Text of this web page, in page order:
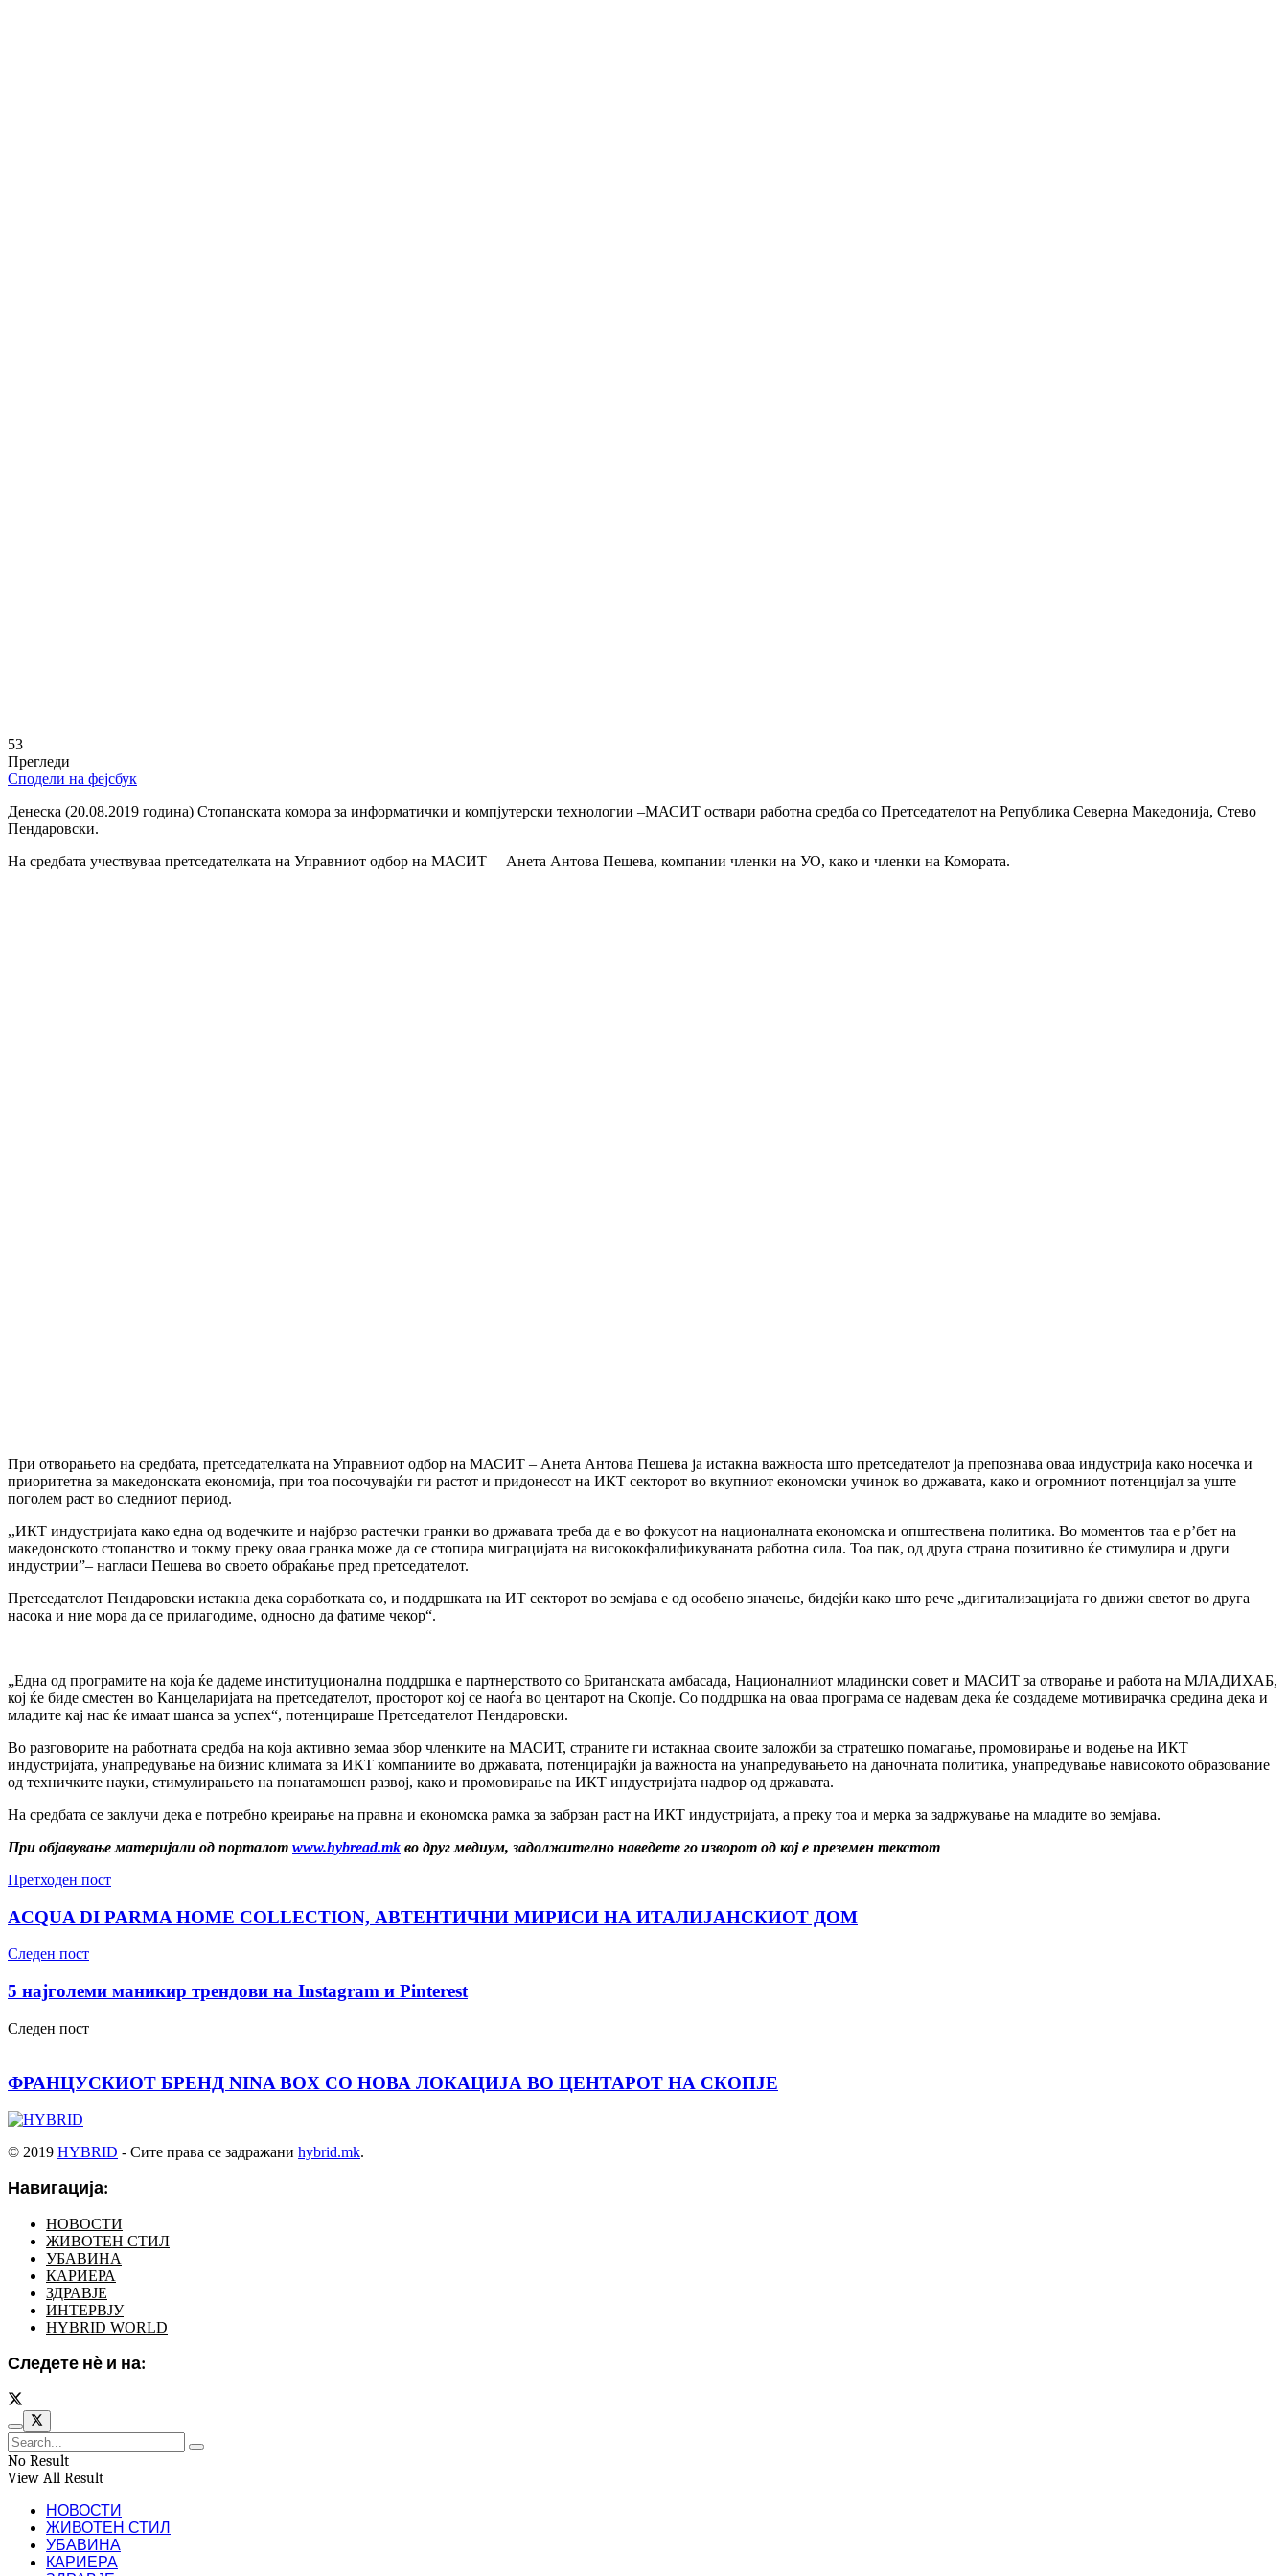
53
Прегледи
Сподели на фејсбук
Денеска (20.08.2019 година) Стопанската комора за информатички и компјутерски технологии –МАСИТ оствари работна средба со Претседателот на Република Северна Македонија, Стево
Пендаровски.
На средбата учествуваа претседателката на Управниот одбор на МАСИТ – Анета Антова Пешева, компании членки на УО, како и членки на Комората.
При отворањето на средбата, претседателката на Управниот одбор на МАСИТ – Анета Антова Пешева ја истакна важноста што претседателот ја препознава оваа индустрија како носечка и
приоритетна за македонската економија, при тоа посочувајќи ги растот и придонесот на ИКТ секторот во вкупниот економски учинок во државата, како и огромниот потенцијал за уште
поголем раст во следниот период.
,,ИКТ индустријата како една од водечките и најбрзо растечки гранки во државата треба да е во фокусот на националната економска и општествена политика. Во моментов таа е р’бет на
македонското стопанство и токму преку оваа гранка може да се стопира миграцијата на висококфалификуваната работна сила. Тоа пак, од друга страна позитивно ќе стимулира и други
индустрии”– нагласи Пешева во своето обраќање пред претседателот.
Претседателот Пендаровски истакна дека соработката со, и поддршката на ИТ секторот во земјава е од особено значење, бидејќи како што рече „дигитализацијата го движи светот во друга
насока и ние мора да се прилагодиме, односно да фатиме чекор“.
„Една од програмите на која ќе дадеме институционална поддршка е партнерството со Британската амбасада, Националниот младински совет и МАСИТ за отворање и работа на МЛАДИХAБ,
кој ќе биде сместен во Канцеларијата на претседателот, просторот кој се наоѓа во центарот на Скопје. Со поддршка на оваа програма се надевам дека ќе создадеме мотивирачка средина дека и
младите кај нас ќе имаат шанса за успех“, потенцираше Претседателот Пендаровски.
Во разговорите на работната средба на која активно земаа збор членките на МАСИТ, страните ги истакнаа своите заложби за стратешко помагање, промовирање и водење на ИКТ
индустријата, унапредување на бизнис климата за ИКТ компаниите во државата, потенцирајќи ја важноста на унапредувањето на даночната политика, унапредување нависокото образование
од техничките науки, стимулирањето на понатамошен развој, како и промовирање на ИКТ индустријата надвор од државата.
На средбата се заклучи дека е потребно креирање на правна и економска рамка за забрзан раст на ИКТ индустријата, а преку тоа и мерка за задржување на младите во земјава.
При објавување материјали од порталот www.hybread.mk во друг медиум, задолжително наведете го изворот од кој е преземен текстот
Претходен пост
ACQUA DI PARMA HOME COLLECTION, АВТЕНТИЧНИ МИРИСИ НА ИТАЛИЈАНСКИОТ ДОМ
Следен пост
5 најголеми маникир трендови на Instagram и Pinterest
Следен пост
ФРАНЦУСКИОТ БРЕНД NINA BOX СО НОВА ЛОКАЦИЈА ВО ЦЕНТАРОТ НА СКОПЈЕ
© 2019 HYBRID - Сите права се задражани hybrid.mk.
Навигација:
НОВОСТИ
ЖИВОТЕН СТИЛ
УБАВИНА
КАРИЕРА
ЗДРАВЈЕ
ИНТЕРВЈУ
HYBRID WORLD
Следете нѐ и на:
No Result
View All Result
НОВОСТИ
ЖИВОТЕН СТИЛ
УБАВИНА
КАРИЕРА